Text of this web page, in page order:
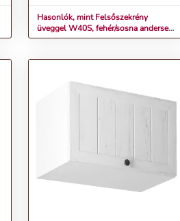
Hasonlók, mint Felsőszekrény
üveggel W40S, fehér/sosna andersen,
PROVANCE